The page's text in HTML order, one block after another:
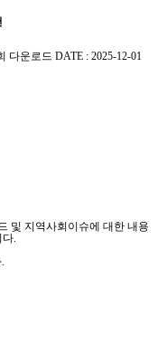
다운로드 DATE : 2025-12-01
및 지역사회이슈에 대한 내용
.